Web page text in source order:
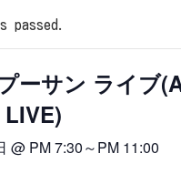
passed.
ーサン ライブ
@ PM 7:30～PM 11:00